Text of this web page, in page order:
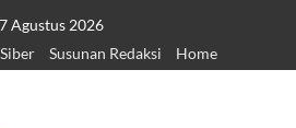
7 Agustus 2026
Susunan Redaksi Home